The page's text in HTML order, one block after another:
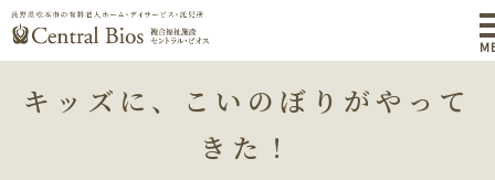
キッズに、こいのぼりがやって
きた！